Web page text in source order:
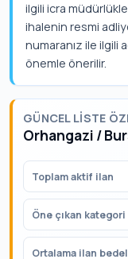
ilgili icra
ihalenin resmi
numaranız ile ilgili
önemle önerilir.
GÜNCEL LISTE
Orhangazi /
Toplam aktif ilan
Öne çıkan kategori
Ortalama ilan